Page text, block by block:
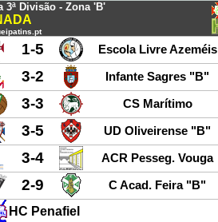
3ª Divisão - Zona 'B'
1-5 Escola Livre Azeméis
3-2 Infante Sagres "B"
3-3 CS Marítimo
3-5 UD Oliveirense "B"
3-4 ACR Pesseg. Vouga
2-9 C Acad. Feira "B"
HC Penafiel